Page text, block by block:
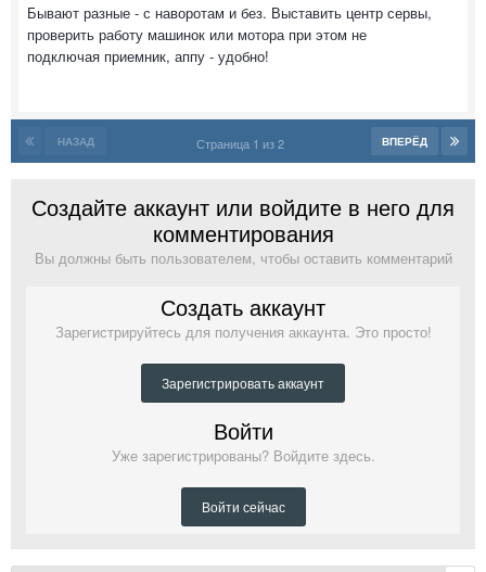
Бывают разные - с наворотам и без. Выставить центр сервы,
проверить работу машинок или мотора при этом не
подключая приемник, аппу - удобно!
НАЗАД ВПЕРЁД
Страница 1 из 2
Создайте аккаунт или войдите в него для
комментирования
Вы должны быть пользователем, чтобы оставить комментарий
Создать аккаунт
Зарегистрируйтесь для получения аккаунта. Это просто!
Зарегистрировать аккаунт
Войти
Уже зарегистрированы? Войдите здесь.
Войти сейчас